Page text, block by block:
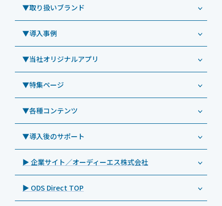
Windowsタブレット TW2A-NF9LTA
Windowsタブレット TW2A-N9LTA
Windowsタブレット TW2A-N9LT
Windowsタブレット TW2A-E9LT
Androidタブレット TA2C-NF8
Androidタブレット TA2C-NF8BL
Androidタブレット TA2C-CS8
Androidタブレット TA2C-CS8BL
Androidタブレット TA2C-DR94G
Androidタブレット TA2C-M8AC
Androidタブレット TA2C-M8
コールセンター
CRMシステム「カイゼンコール」
リペアサービス
教育機関向けiPad修理パック
社内ヘルプデスク代行サービス
教育機関向けiPad管理運用パック
教育機関向けICT支援ソリューション
教育機関向けネットワーク機器導入保守
キッティング
自治体向けDXソリューションサービス
法人向けiPad修理＆デバイス買取サービス
▼取り扱いブランド
ODS（オーディーエス）
LG（エルジー）
ViewSonic（ビューソニック）
PHILIPS（フィリップス）
DynaScan（ダイナスキャン）
SAMSUNG（サムスン）
Goodview（グッドビュー）
Cloudpoint（クラウドポイント）
BenQ（ベンキュー）
Magconn（マグコン）
▼導入事例
導入事例（業務用タブレット、デジタルサイネージほか）
事例：業務用タブレット端末
事例：業務用サイネージ・プロジェクター
事例：業務用オーディオ・その他AV機器
事例：サービス
▼当社オリジナルアプリ
業務効率化アプリ「NFCオプティマイザー」
サポート支援アプリ「ログ送信アプリ」
MDMアプリ「Tablet Control」
▼特集ページ
業務用タブレット
>特長1：USB Type-Aポート
>特長2：microHDMIポート
>特長3：AC常時給電タイプ
>飲食向けタブレット
>ホテル向けタブレット
▼各種コンテンツ
特集記事
製品カタログ
プレスリリース
製品写真
▼導入後のサポート
オーディーエスPCカスタマーセンター
▶ 企業サイト／オーディーエス株式会社
▶ ODS Direct TOP